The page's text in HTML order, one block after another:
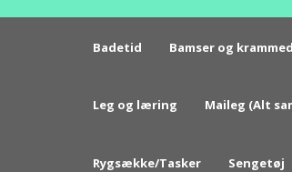
Badetid Bamser og
Leg og læring Maileg (Alt
Rygsække/Tasker Sengetøj